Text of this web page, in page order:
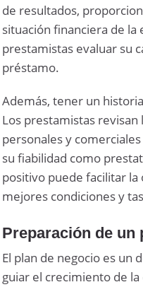
de resultados,
situación financiera de
prestamistas evaluar su
préstamo.
Además, tener un
Los prestamistas revisan
personales y
su fiabilidad como
positivo puede facilitar
mejores condiciones y
Preparación de un
El plan de negocio es un
guiar el crecimiento de